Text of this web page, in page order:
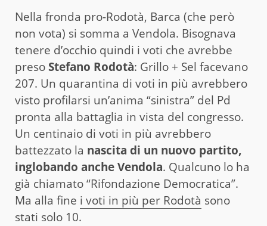
Nella fronda pro-Rodotà, Barca (che però
non vota) si somma a Vendola. Bisognava
tenere d’occhio quindi i voti che avrebbe
preso Stefano Rodotà: Grillo + Sel facevano
207. Un quarantina di voti in più avrebbero
visto profilarsi un’anima “sinistra” del Pd
pronta alla battaglia in vista del congresso.
Un centinaio di voti in più avrebbero
battezzato la nascita di un nuovo partito,
inglobando anche Vendola. Qualcuno lo ha
già chiamato “Rifondazione Democratica”.
Ma alla fine i voti in più per Rodotà sono
stati solo 10.